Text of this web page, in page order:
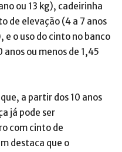
ou 13 kg), cadeirinha
de elevação (4 a 7 anos
e o uso do cinto no banco
ou menos de 1,45
a partir dos 10 anos
já pode ser
com cinto de
destaca que o